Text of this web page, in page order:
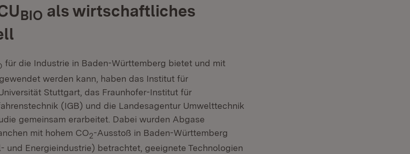
BIO als wirtschaftliches
für die Industrie in Baden-Württemberg bietet und mit
werden kann, haben das Institut für
Stuttgart, das Fraunhofer-Institut für
(IGB) und die Landesagentur Umwelttechnik
gemeinsam erarbeitet. Dabei wurden Abgase
mit hohem CO2-Ausstoß in Baden-Württemberg
und Energieindustrie) betrachtet, geeignete Technologien